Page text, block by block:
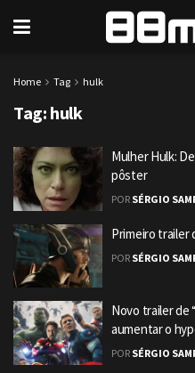
Home Tag hulk
Tag: hulk
Mulher Hulk:
pôster
POR SÉRGIO
Primeiro trailer
POR SÉRGIO
Novo trailer de
aumentar o
POR SÉRGIO